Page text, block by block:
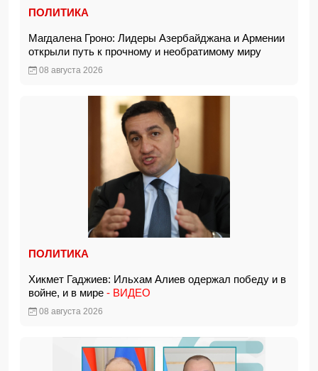
ПОЛИТИКА
Магдалена Гроно: Лидеры Азербайджана и Армении
открыли путь к прочному и необратимому миру
08 августа 2026
ПОЛИТИКА
Хикмет Гаджиев: Ильхам Алиев одержал победу и в
войне, и в мире - ВИДЕО
08 августа 2026